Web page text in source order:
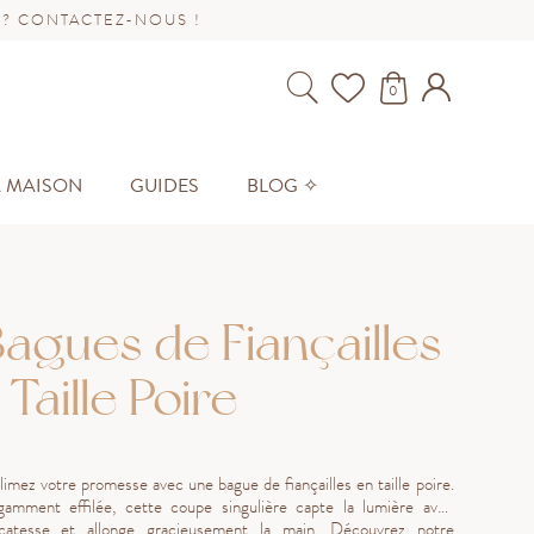
CONTACTEZ-NOUS !
MAISON GUIDES BLOG ✧
0
de Fiançailles
Poire
votre promesse avec une bague de fiançailles en taille poire.
effilée, cette coupe singulière capte la lumière avec
et allonge gracieusement la main. Découvrez notre